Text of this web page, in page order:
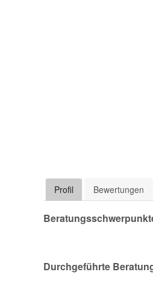
Profil Bewertungen
Durchgeführte